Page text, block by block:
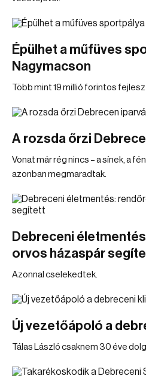
Épülhet a műfüves
Nagymacson
Több mint 19 millió forintos
A rozsda őrzi
Vonat már rég nincs – a sínek, a
azonban megmaradtak.
Debreceni
orvos házaspár
Azonnal cselekedtek.
Új vezetőápoló a
Tálas László csaknem 30 éve